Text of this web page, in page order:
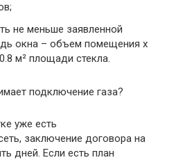
не меньше заявленной
окна – объем помещения х
м² площади стекла.
подключение газа?
уже есть
заключение договора на
дней. Если есть план